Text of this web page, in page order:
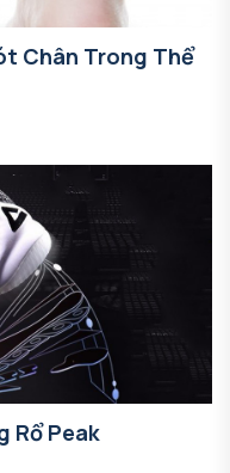
Chân Trong Thể
Rổ Peak